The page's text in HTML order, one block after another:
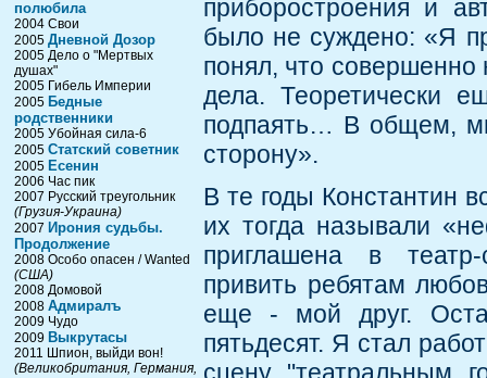
полюбила
2004 Свои
2005 Дневной Дозор
2005 Дело о "Мертвых
душах"
2005 Гибель Империи
2005 Бедные
родственники
2005 Убойная сила-6
2005 Статский советник
2005 Есенин
2006 Час пик
2007 Русский треугольник
(Грузия-Украина)
2007 Ирония судьбы.
Продолжение
2008 Особо опасен / Wanted
(США)
2008 Домовой
2008 Адмиралъ
2009 Чудо
2009 Выкрутасы
2011 Шпион, выйди вон!
(Великобритания, Германия,
приборостроения и
было не суждено: «Я
понял, что совершенно
дела. Теоретически
подпаять… В общем,
сторону».
В те годы Константин
их тогда называли
приглашена в
привить ребятам
еще - мой друг.
пятьдесят. Я стал